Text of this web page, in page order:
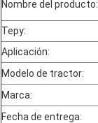
Nombre del producto:
Tepy:
Aplicación:
Modelo de tractor:
Marca:
Fecha de entrega: